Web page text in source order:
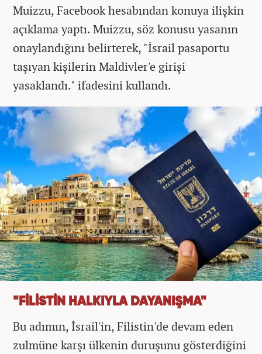
Muizzu, Facebook hesabından konuya ilişkin
açıklama yaptı. Muizzu, söz konusu yasanın
onaylandığını belirterek, "İsrail pasaportu
taşıyan kişilerin Maldivler'e girişi
yasaklandı." ifadesini kullandı.
"FİLİSTİN HALKIYLA DAYANIŞMA"
Bu adımın, İsrail'in, Filistin'de devam eden
zulmüne karşı ülkenin duruşunu gösterdiğini